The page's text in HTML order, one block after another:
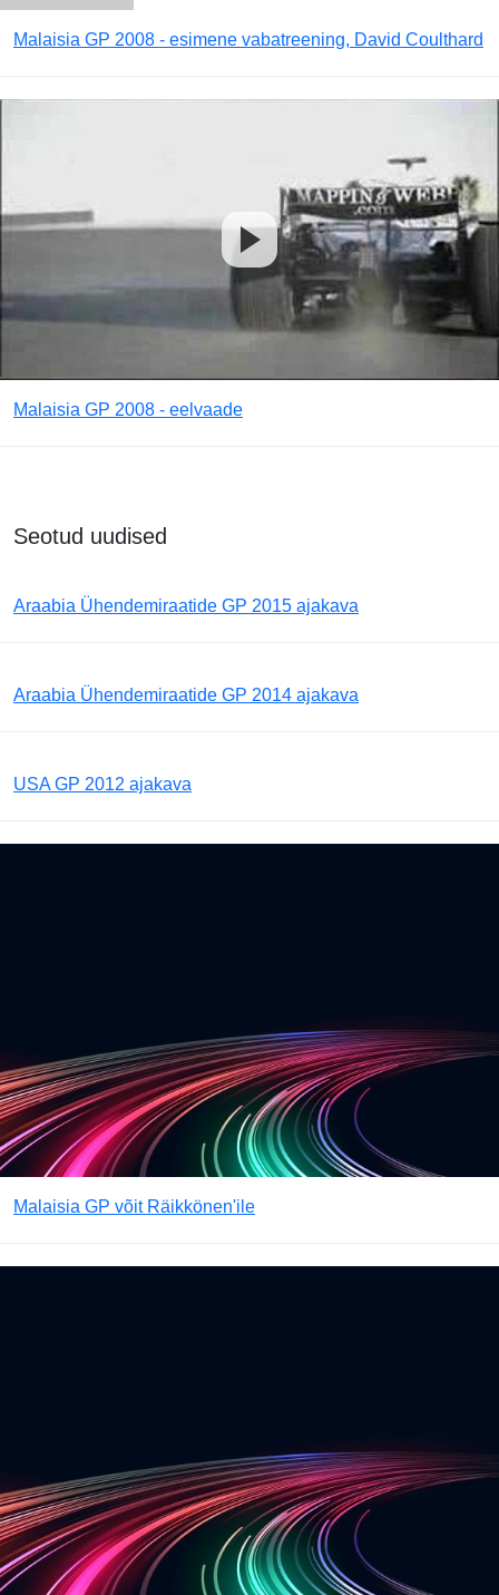
Malaisia GP 2008 - esimene vabatreening, David Coulthard
Malaisia GP 2008 - eelvaade
Seotud uudised
Araabia Ühendemiraatide GP 2015 ajakava
Araabia Ühendemiraatide GP 2014 ajakava
USA GP 2012 ajakava
Malaisia GP võit Räikkönen'ile